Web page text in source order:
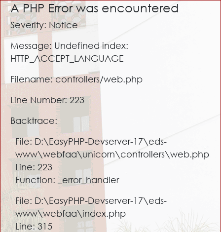
A PHP Error was encountered
Severity: Notice
Message: Undefined index:
HTTP_ACCEPT_LANGUAGE
Filename: controllers/web.php
Line Number: 223
Backtrace:
File: D:\EasyPHP-Devserver-17\eds-
www\webfaa\unicorn\controllers\web.php
Line: 223
Function: _error_handler
File: D:\EasyPHP-Devserver-17\eds-
www\webfaa\index.php
Line: 315